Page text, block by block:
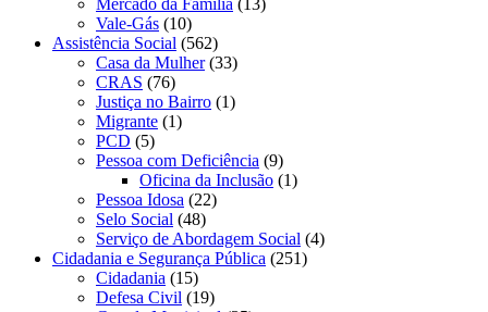
Vale-Gás (10)
Assistência Social (562)
Casa da Mulher(33)
CRAS (76)
Justiça no Bairro (1)
Migrante (1)
PCD (5)
Pessoa com Deficiência (9)
Oficina da Inclusão (1)
Pessoa Idosa (22)
Selo Social (48)
Serviço de Abordagem Social (4)
Cidadania e Segurança Pública (251)
Cidadania (15)
Defesa Civil (19)